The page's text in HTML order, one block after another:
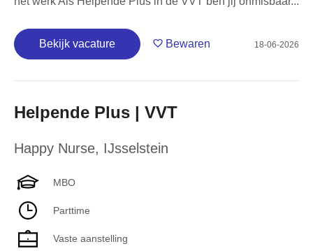
Bekijk vacature Bewaren 18-06-2026
Helpende Plus | VVT
Happy Nurse, IJsselstein
MBO
Parttime
Vaste aanstelling